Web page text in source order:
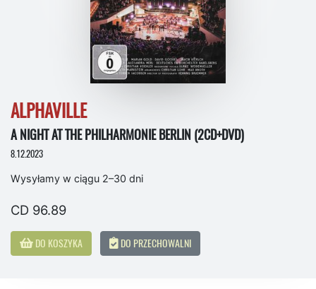
ALPHAVILLE
A NIGHT AT THE PHILHARMONIE BERLIN (2CD+DVD)
8.12.2023
Wysyłamy w ciągu 2–30 dni
CD 96.89
DO KOSZYKA DO PRZECHOWALNI